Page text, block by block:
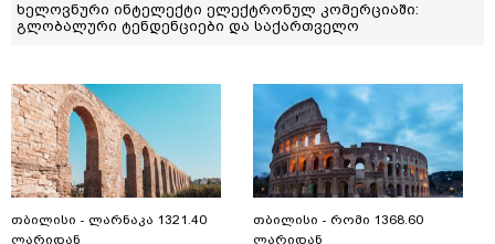
ხელოვნური ინტელექტი ელექტრონულ კომერციაში:
გლობალური ტენდენციები და საქართველო
თბილისი - ლარნაკა 1321.40
ლარიდან
თბილისი - რომი 1368.60
ლარიდან